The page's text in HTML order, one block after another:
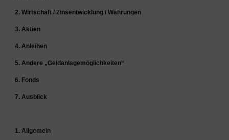
2. Wirtschaft / Zinsentwicklung / Währungen
3. Aktien
4. Anleihen
5. Andere „Geldanlagemöglichkeiten“
6. Fonds
7. Ausblick
1. Allgemein
Finanzthemen. Eine
ist keine der zur Verfügung